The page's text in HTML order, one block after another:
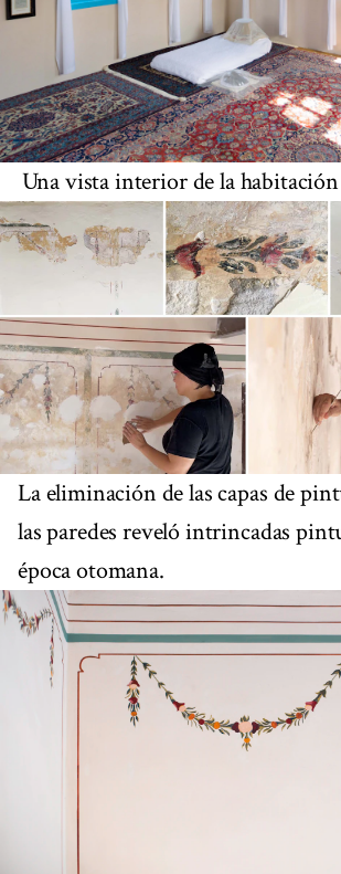
Una vista interior de la habitación
La eliminación de las capas de
las paredes reveló intrincadas
época otomana.